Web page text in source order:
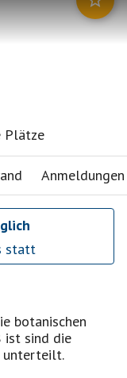
Plätze
Anmeldungen
statt
botanischen
ist sind die
unterteilt.